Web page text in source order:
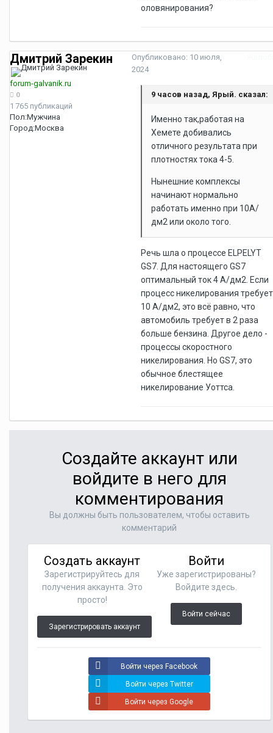
оловянирования?
Дмитрий Зарекин
forum-galvanik.ru
0
1 765 публикаций
Пол:Мужчина
Город:Москва
Опубликовано: 10 июля,
2024
9 часов назад, Ярый. сказал:
Именно так,работая на
Хемете добивались
отличного результата при
плотностях тока 4-5.
Нынешние комплексы
начинают нормально
работать именно при 10А/
дм2 или около того.
Речь шла о процессе ELPELYT
GS7. Для настоящего GS7
оптимальный ток 4 А/дм2. Если
процесс никелирования требует
10 А/дм2, это всё равно, что
автомобиль требует в 2 раза
больше бензина. Другое дело -
процессы скоростного
никелирования. Но GS7, это
обычное блестящее
никелирование Уоттса.
Создайте аккаунт или
войдите в него для
комментирования
Вы должны быть пользователем, чтобы оставить
комментарий
Создать аккаунт
Зарегистрируйтесь для
получения аккаунта. Это
просто!
Зарегистрировать аккаунт
Войти
Уже зарегистрированы?
Войдите здесь.
Войти сейчас
Войти через Facebook
Войти через Twitter
Войти через Google